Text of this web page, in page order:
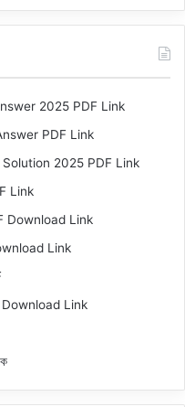
2025 PDF Link
PDF Link
2025 PDF Link
Link
Download Link
Link
Link